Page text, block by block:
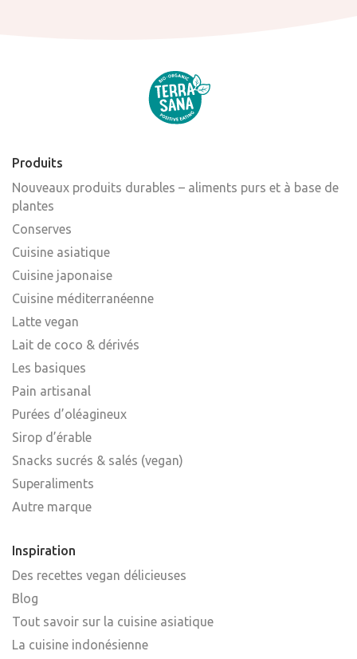
Produits
Nouveaux produits durables – aliments purs et à base de
plantes
Conserves
Cuisine asiatique
Cuisine japonaise
Cuisine méditerranéenne
Latte vegan
Lait de coco & dérivés
Les basiques
Pain artisanal
Purées d’oléagineux
Sirop d’érable
Snacks sucrés & salés (vegan)
Superaliments
Autre marque
Inspiration
Des recettes vegan délicieuses
Blog
Tout savoir sur la cuisine asiatique
La cuisine indonésienne